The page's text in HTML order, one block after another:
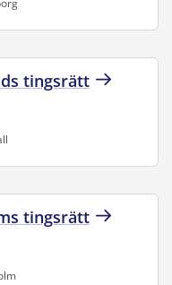
tingsrätt
tingsrätt